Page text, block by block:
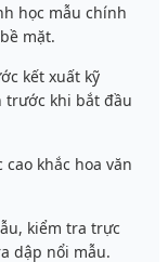
học mẫu chính
mặt.
kết xuất kỹ
trước khi bắt đầu
cao khắc hoa văn
kiểm tra trực
dập nổi mẫu.